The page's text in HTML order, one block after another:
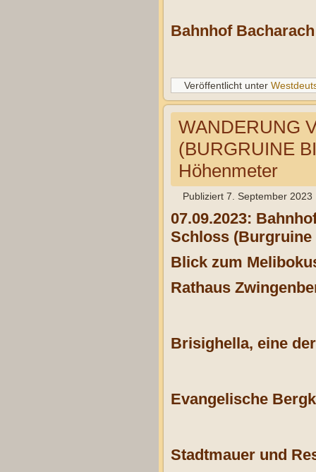
Bahnhof
Veröffentlicht unter
WANDERUNG
(BURGRUINE
Höhenmeter
Publiziert 7. September 2023
07.09.2023:
Schloss (Burgruine
Blick zum
Rathaus
Brisighella, eine
Evangelische
Stadtmauer und